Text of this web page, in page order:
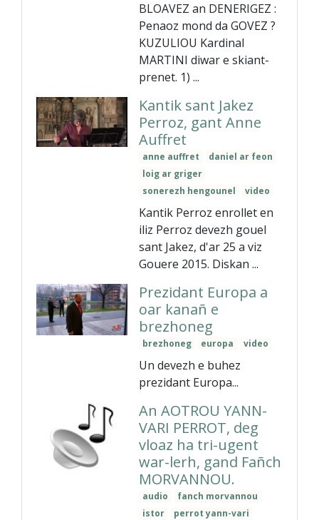
BLOAVEZ an DENERIGEZ :
Penaoz mond da GOVEZ ?
KUZULIOU Kardinal
MARTINI diwar e skiant-
prenet. 1) ...
Kantik sant Jakez
Perroz, gant Anne
Auffret
anne auffret
daniel ar feon
loig ar griger
sonerezh hengounel
video
Kantik Perroz enrollet en
iliz Perroz devezh gouel
sant Jakez, d'ar 25 a viz
Gouere 2015. Diskan ...
Prezidant Europa a
oar kanañ e
brezhoneg
brezhoneg europa video
Un devezh e buhez
prezidant Europa...
An AOTROU YANN-
VARI PERROT, deg
vloaz ha tri-ugent
war-lerh, gand Fañch
MORVANNOU.
audio
fanch morvannou
istor
perrot yann-vari